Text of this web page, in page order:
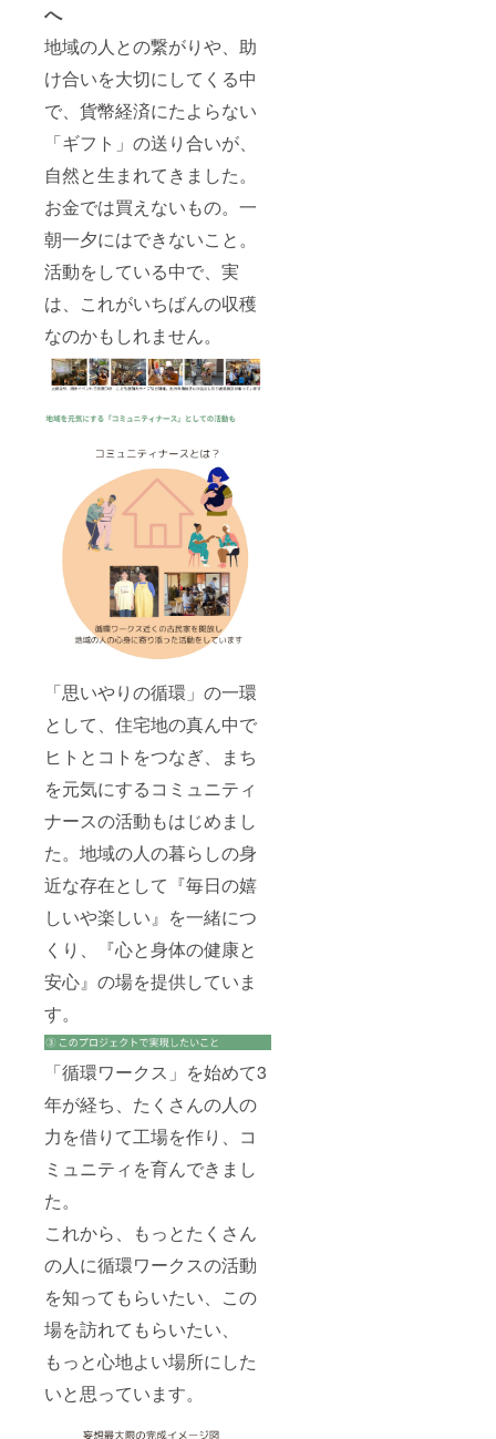
へ
地域の人との繋がりや、助
け合いを大切にしてくる中
で、貨幣経済にたよらない
「ギフト」の送り合いが、
自然と生まれてきました。
お金では買えないもの。一
朝一夕にはできないこと。
活動をしている中で、実
は、これがいちばんの収穫
なのかもしれません。
「思いやりの循環」の一環
として、住宅地の真ん中で
ヒトとコトをつなぎ、まち
を元気にするコミュニティ
ナースの活動もはじめまし
た。地域の人の暮らしの身
近な存在として『毎日の嬉
しいや楽しい』を一緒につ
くり、『心と身体の健康と
安心』の場を提供していま
す。
「循環ワークス」を始めて3
年が経ち、たくさんの人の
力を借りて工場を作り、コ
ミュニティを育んできまし
た。
これから、もっとたくさん
の人に循環ワークスの活動
を知ってもらいたい、この
場を訪れてもらいたい、
もっと心地よい場所にした
いと思っています。